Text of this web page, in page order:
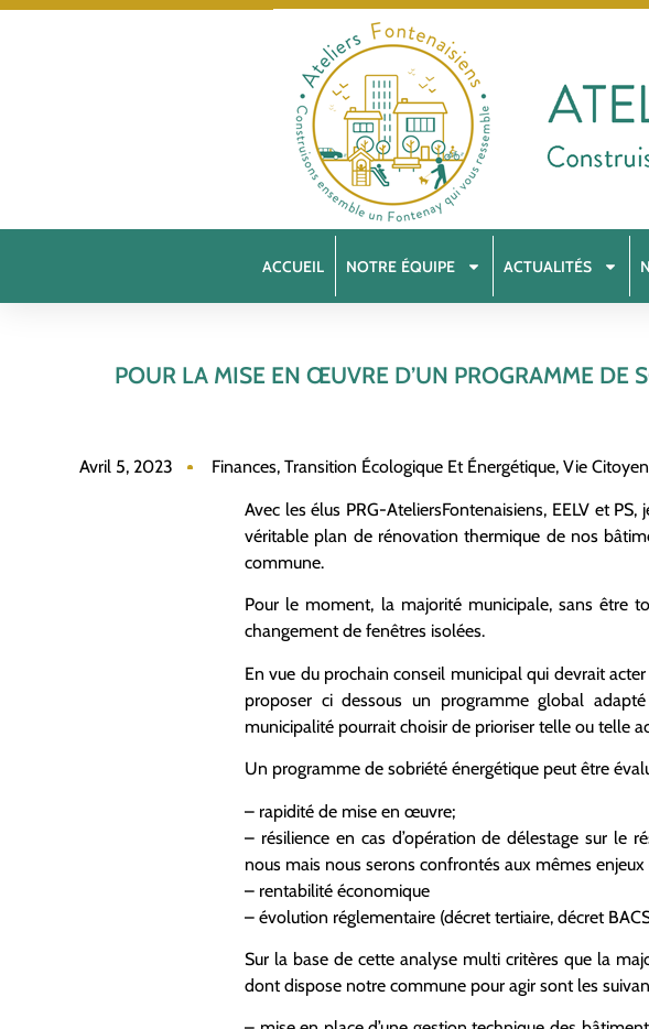
ACCUEIL NOTRE ÉQUIPE ACTUALITÉS
POUR LA MISE EN ŒUVRE D’UN PROGRAMME DE
Avril 5, 2023 Finances, Transition Écologique Et Énergétique, Vie
Avec les élus PRG-AteliersFontenaisiens, EELV et
véritable plan de rénovation thermique de nos
commune.
Pour le moment, la majorité municipale, sans être
changement de fenêtres isolées.
En vue du prochain conseil municipal qui devrait
proposer ci dessous un programme global
municipalité pourrait choisir de prioriser telle ou telle
Un programme de sobriété énergétique peut être
– rapidité de mise en œuvre;
– résilience en cas d’opération de délestage sur le
nous mais nous serons confrontés aux mêmes
– rentabilité économique
– évolution réglementaire (décret tertiaire, décret
Sur la base de cette analyse multi critères que la
dont dispose notre commune pour agir sont les